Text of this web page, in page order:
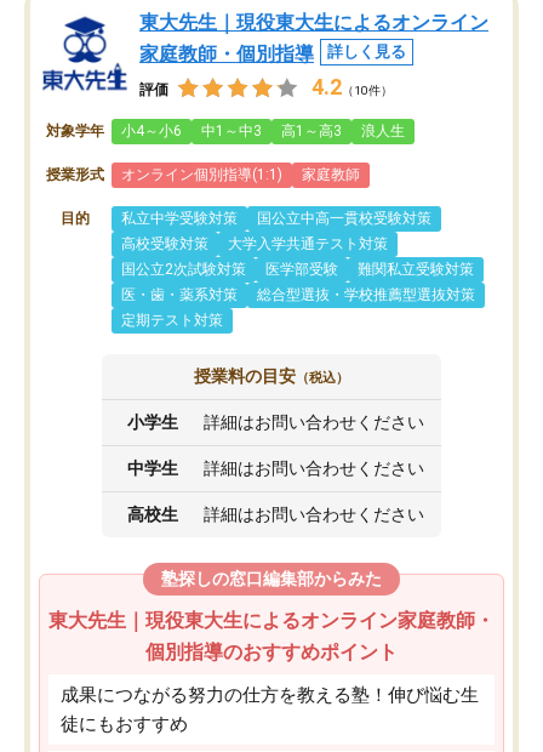
東大先生｜現役東大生によるオンライン
家庭教師・個別指導
詳しく見る
評価 4.2 （10件）
対象学年 小4～小6 中1～中3 高1～高3 浪人生
授業形式 オンライン個別指導(1:1) 家庭教師
目的 私立中学受験対策
国公立中高一貫校受験対策
高校受験対策
大学入学共通テスト対策
国公立2次試験対策
医学部受験
難関私立受験対策
医・歯・薬系対策
総合型選抜・学校推薦型選抜対策
定期テスト対策
授業料の目安 （税込）
小学生 詳細はお問い合わせください
中学生 詳細はお問い合わせください
高校生 詳細はお問い合わせください
塾探しの窓口編集部からみた
東大先生｜現役東大生によるオンライン家庭教師・
個別指導のおすすめポイント
成果につながる努力の仕方を教える塾！伸び悩む生
徒にもおすすめ